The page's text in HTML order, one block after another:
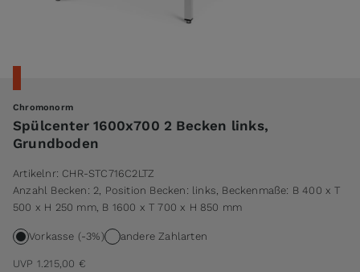
Chromonorm
Spülcenter 1600x700 2 Becken links,
Grundboden
Artikelnr: CHR-STC716C2LTZ
Anzahl Becken: 2, Position Becken: links, Beckenmaße: B 400 x T
500 x H 250 mm, B 1600 x T 700 x H 850 mm
Vorkasse (-3%) andere Zahlarten
UVP 1.215,00 €